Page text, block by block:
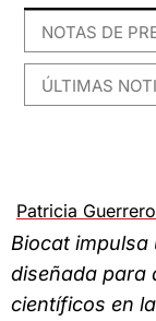
NOTAS DE
ÚLTIMAS
Patricia Guerrero
Biocat
diseñada para
científicos en